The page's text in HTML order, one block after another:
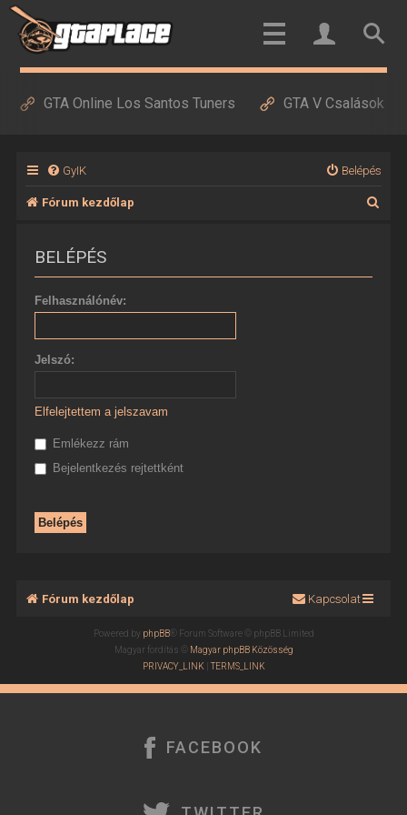
GTA Online Los Santos Tuners GTA V Csalások
GyIK Belépés
Fórum kezdőlap
BELÉPÉS
Felhasználónév:
Jelszó:
Elfelejtettem a jelszavam
Emlékezz rám
Bejelentkezés rejtettként
Fórum kezdőlap Kapcsolat
Powered by phpBB® Forum Software © phpBB Limited
Magyar fordítás © Magyar phpBB Közösség
PRIVACY_LINK |TERMS_LINK
FACEBOOK